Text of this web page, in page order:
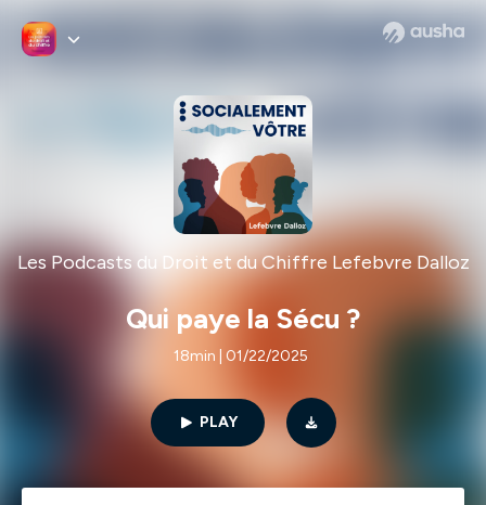
Les Podcasts du Droit et du Chiffre Lefebvre Dalloz
Qui paye la Sécu ?
18min | 01/22/2025
PLAY